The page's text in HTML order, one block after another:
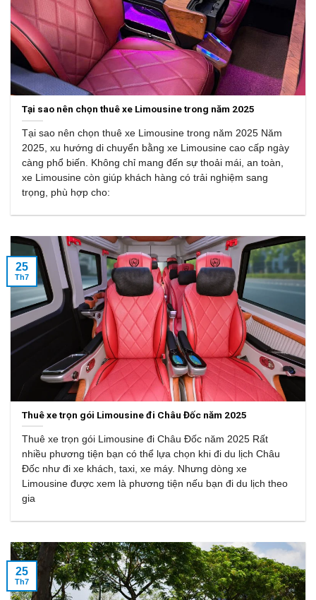
Tại sao nên chọn thuê xe Limousine trong năm 2025
Tại sao nên chọn thuê xe Limousine trong năm 2025 Năm
2025, xu hướng di chuyển bằng xe Limousine cao cấp ngày
càng phổ biến. Không chỉ mang đến sự thoải mái, an toàn,
xe Limousine còn giúp khách hàng có trải nghiệm sang
trọng, phù hợp cho:
Thuê xe trọn gói Limousine đi Châu Đốc năm 2025
Thuê xe trọn gói Limousine đi Châu Đốc năm 2025 Rất
nhiều phương tiện bạn có thể lựa chọn khi đi du lịch Châu
Đốc như đi xe khách, taxi, xe máy. Nhưng dòng xe
Limousine được xem là phương tiện nếu bạn đi du lịch theo
gia
25
Th7
25
Th7